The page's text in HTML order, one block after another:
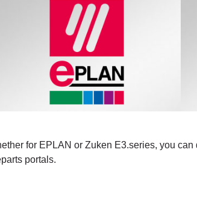
for EPLAN or Zuken E3.series, you
portals.